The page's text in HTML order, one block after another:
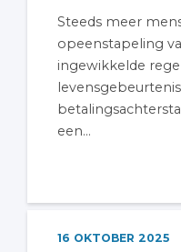
Steeds meer
opeenstapeling
ingewikkelde
een...
16 OKTOBER 2025